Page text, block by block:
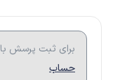
برای ثبت پرسش
حساب